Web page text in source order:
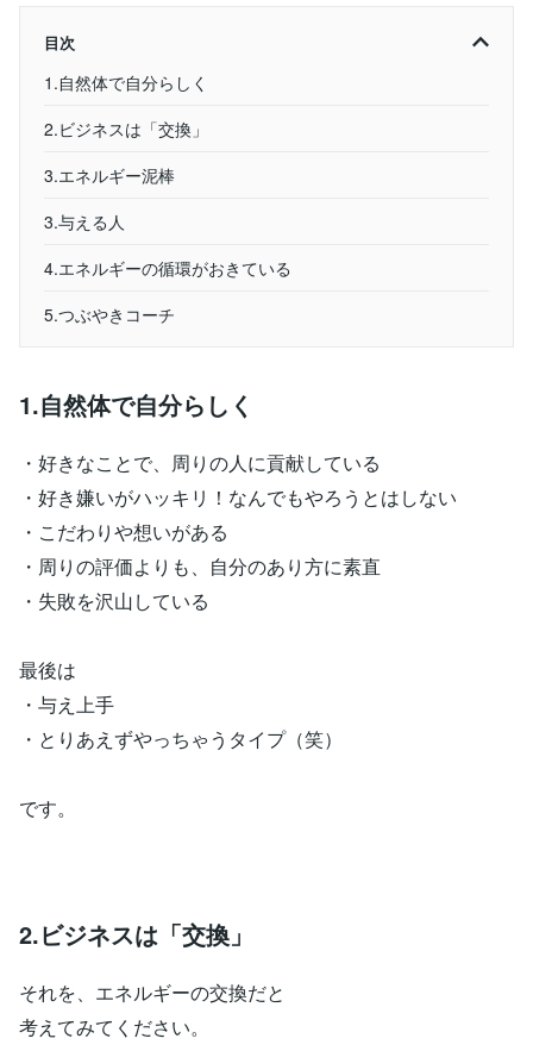
目次
1.自然体で自分らしく
2.ビジネスは「交換」
3.エネルギー泥棒
3.与える人
4.エネルギーの循環がおきている
5.つぶやきコーチ
1.自然体で自分らしく
・好きなことで、周りの人に貢献している
・好き嫌いがハッキリ！なんでもやろうとはしない
・こだわりや想いがある
・周りの評価よりも、自分のあり方に素直
・失敗を沢山している
最後は
・与え上手
・とりあえずやっちゃうタイプ（笑）
です。
2.ビジネスは「交換」
それを、エネルギーの交換だと
考えてみてください。